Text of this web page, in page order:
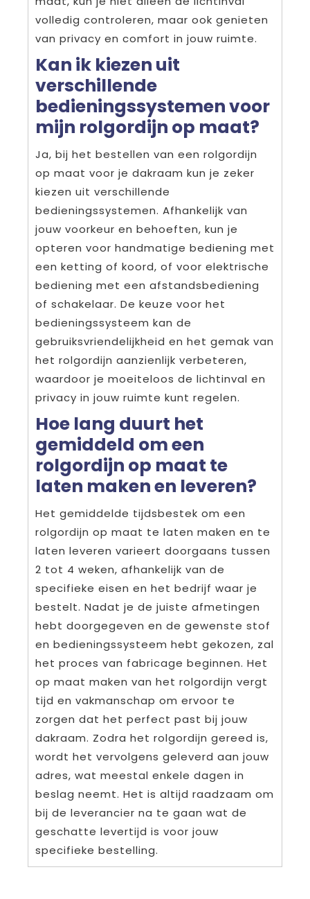
volledig controleren, maar ook genieten
van privacy en comfort in jouw ruimte.
Kan ik kiezen uit
verschillende
bedieningssystemen voor
mijn rolgordijn op maat?
Ja, bij het bestellen van een rolgordijn
op maat voor je dakraam kun je zeker
kiezen uit verschillende
bedieningssystemen. Afhankelijk van
jouw voorkeur en behoeften, kun je
opteren voor handmatige bediening met
een ketting of koord, of voor elektrische
bediening met een afstandsbediening
of schakelaar. De keuze voor het
bedieningssysteem kan de
gebruiksvriendelijkheid en het gemak van
het rolgordijn aanzienlijk verbeteren,
waardoor je moeiteloos de lichtinval en
privacy in jouw ruimte kunt regelen.
Hoe lang duurt het
gemiddeld om een
rolgordijn op maat te
laten maken en leveren?
Het gemiddelde tijdsbestek om een
rolgordijn op maat te laten maken en te
laten leveren varieert doorgaans tussen
2 tot 4 weken, afhankelijk van de
specifieke eisen en het bedrijf waar je
bestelt. Nadat je de juiste afmetingen
hebt doorgegeven en de gewenste stof
en bedieningssysteem hebt gekozen, zal
het proces van fabricage beginnen. Het
op maat maken van het rolgordijn vergt
tijd en vakmanschap om ervoor te
zorgen dat het perfect past bij jouw
dakraam. Zodra het rolgordijn gereed is,
wordt het vervolgens geleverd aan jouw
adres, wat meestal enkele dagen in
beslag neemt. Het is altijd raadzaam om
bij de leverancier na te gaan wat de
geschatte levertijd is voor jouw
specifieke bestelling.